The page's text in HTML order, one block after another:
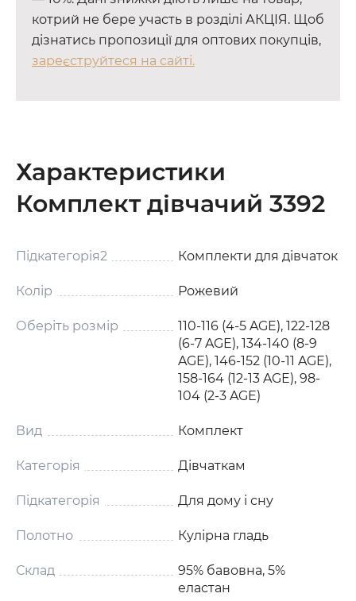
котрий не бере участь в розділі АКЦІЯ. Щоб
дізнатись пропозиції для оптових покупців,
зареєструйтеся на сайті.
Характеристики
Комплект дівчачий 3392
Підкатегорія2 Комплекти для дівчаток
Колір Рожевий
Оберіть розмір
110-116 (4-5 AGE), 122-128
(6-7 AGE), 134-140 (8-9
AGE), 146-152 (10-11 AGE),
158-164 (12-13 AGE), 98-
104 (2-3 AGE)
Вид Комплект
Категорія Дівчаткам
Підкатегорія Для дому і сну
Полотно Кулірна гладь
Склад
95% бавовна, 5%
еластан